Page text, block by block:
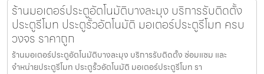
ร้านมอเตอร์ประตูอัตโนมัติบางละมุง บริการรับติดตั้ง
ประตูรีโมท ประตูรั้วอัตโนมัติ มอเตอร์ประตูรีโมท ครบ
วงจร ราคาถูก
ร้านมอเตอร์ประตูอัตโนมัติบางละมุง บริการรับติดตั้ง ซ่อมแซม และ
จำหน่ายประตูรีโมท ประตูรั้วอัตโนมัติ มอเตอร์ประตูรีโมท รา